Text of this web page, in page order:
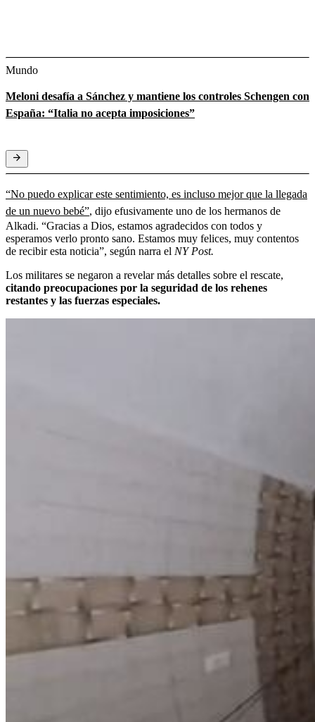
Mundo
Meloni desafía a Sánchez y mantiene los controles Schengen con
España: “Italia no acepta imposiciones”
“No puedo explicar este sentimiento, es incluso mejor que la llegada
de un nuevo bebé”, dijo efusivamente uno de los hermanos de
Alkadi. “Gracias a Dios, estamos agradecidos con todos y
esperamos verlo pronto sano. Estamos muy felices, muy contentos
de recibir esta noticia”, según narra el NY Post.
Los militares se negaron a revelar más detalles sobre el rescate,
citando preocupaciones por la seguridad de los rehenes
restantes y las fuerzas especiales.